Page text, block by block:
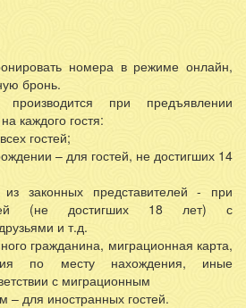
номера в режиме онлайн,
бронь.
при предъявлении
каждого гостя:
гостей;
– для гостей, не достигших 14
из законных представителей - при
(не достигших 18 лет) с
и т.д.
гражданина, миграционная карта,
по месту нахождения, иные
с миграционным
– для иностранных гостей.